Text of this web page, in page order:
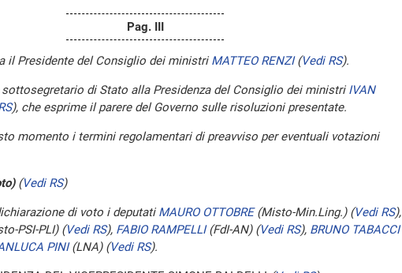
Pag. III
il Presidente del Consiglio dei ministri MATTEO RENZI (Vedi RS).
di Stato alla Presidenza del Consiglio dei ministri IVAN
), che esprime il parere del Governo sulle risoluzioni presentate.
momento i termini regolamentari di preavviso per eventuali votazioni
(Vedi RS)
di voto i deputati MAURO OTTOBRE(Misto-Min.Ling.) (Vedi RS),
PSI-PLI) (Vedi RS), FABIO RAMPELLI(FdI-AN) (Vedi RS), BRUNO TABACCI
PINI(LNA) (Vedi RS).